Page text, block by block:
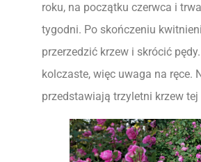
roku, na początku czerwca i
tygodni. Po skończeniu
przerzedzić krzew i skrócić
kolczaste, więc uwaga na ręce.
przedstawiają trzyletni krzew tej